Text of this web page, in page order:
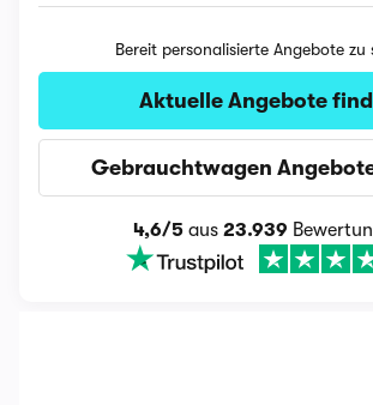
Bereit personalisierte Angebote zu
Aktuelle Angebote
Gebrauchtwagen
4,6/5 aus 23.939